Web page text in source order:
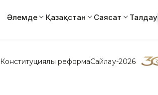
Әлемде Қазақстан Саясат Талдау
Конституциялық реформаСайлау-2026